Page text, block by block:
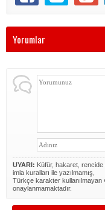
Yorumlar
UYARI: Küfür, hakaret, rencide
imla kuralları ile yazılmamış,
Türkçe karakter kullanılmayan
onaylanmamaktadır.